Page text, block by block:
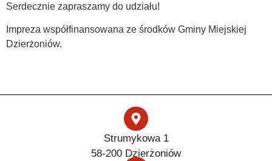
Serdecznie zapraszamy do udziału!
Impreza współfinansowana ze środków Gminy Miejskiej
Dzierżoniów.
Strumykowa 1
58-200 Dzierżoniów